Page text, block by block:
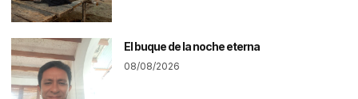
El buque de la noche eterna
08/08/2026